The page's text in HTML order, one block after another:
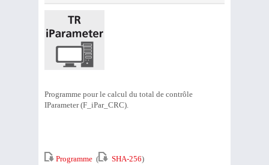
Programme pour le calcul du total de contrôle
IParameter (F_iPar_CRC).
Programme ( SHA-256)